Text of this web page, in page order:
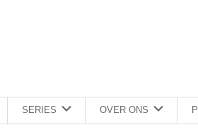
SERIES OVER ONS